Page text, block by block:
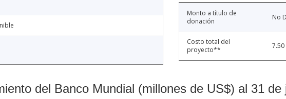
Monto a título de
donación
No
Costo total del
proyecto**
7.50
del Banco Mundial (millones de US$) al 31 de